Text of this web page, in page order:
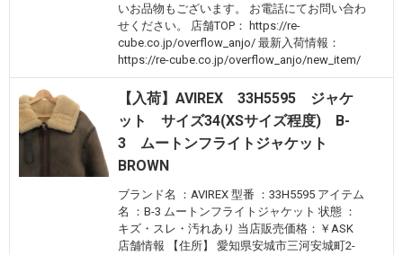
いお品物もございます。 お電話にてお問い合わ
せください。 店舗TOP： https://re-
cube.co.jp/overflow_anjo/ 最新入荷情報：
https://re-cube.co.jp/overflow_anjo/new_item/
【入荷】AVIREX 33H5595 ジャケ
ット サイズ34(XSサイズ程度) B-
3 ムートンフライトジャケット
BROWN
ブランド名 ：AVIREX 型番 ：33H5595 アイテム
名 ：B-3 ムートンフライトジャケット 状態 ：
キズ・スレ・汚れあり 当店販売価格：￥ASK
店舗情報 【住所】 愛知県安城市三河安城町2-